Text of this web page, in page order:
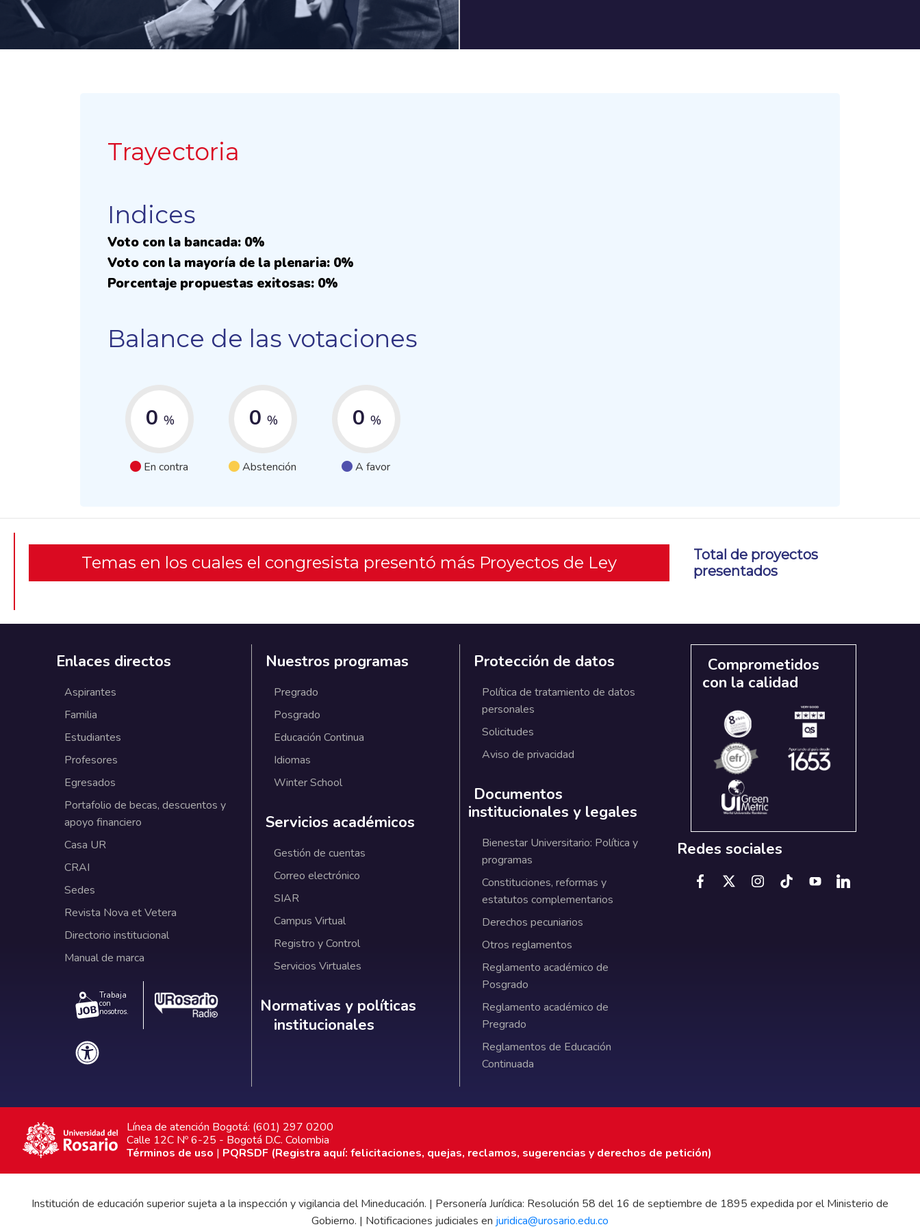
Trayectoria
Indices
Voto con la bancada: 0%
Voto con la mayoría de la plenaria: 0%
Porcentaje propuestas exitosas: 0%
Balance de las votaciones
0 %
En contra
0 %
Abstención
0 %
A favor
Temas en los cuales el congresista presentó más Proyectos de Ley
Total de proyectos
presentados
Enlaces directos
Aspirantes
Familia
Estudiantes
Profesores
Egresados
Portafolio de becas, descuentos y
apoyo financiero
Casa UR
CRAI
Sedes
Revista Nova et Vetera
Directorio institucional
Manual de marca
Trabaja
con
nosotros.
Nuestros programas
Pregrado
Posgrado
Educación Continua
Idiomas
Winter School
Servicios académicos
Gestión de cuentas
Correo electrónico
SIAR
Campus Virtual
Registro y Control
Servicios Virtuales
Normativas y políticas institucionales
Normativas y políticas
institucionales
Protección de datos
Política de tratamiento de datos
personales
Solicitudes
Aviso de privacidad
Documentos
institucionales y legales
Bienestar Universitario: Política y
programas
Constituciones, reformas y
estatutos complementarios
Derechos pecuniarios
Otros reglamentos
Reglamento académico de
Posgrado
Reglamento académico de
Pregrado
Reglamentos de Educación
Continuada
Comprometidos
con la calidad
Redes sociales
Línea de atención Bogotá: (601) 297 0200
Calle 12C Nº 6-25 - Bogotá D.C. Colombia
Términos de uso | PQRSDF (Registra aquí: felicitaciones, quejas, reclamos, sugerencias y derechos de petición)
Institución de educación superior sujeta a la inspección y vigilancia del Mineducación. | Personería Jurídica: Resolución 58 del 16 de septiembre de 1895 expedida por el Ministerio de
Gobierno. | Notificaciones judiciales en juridica@urosario.edu.co